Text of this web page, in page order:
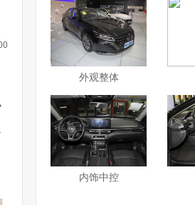
外观整体
内饰中控